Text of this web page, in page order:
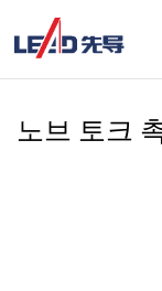
노브 토크